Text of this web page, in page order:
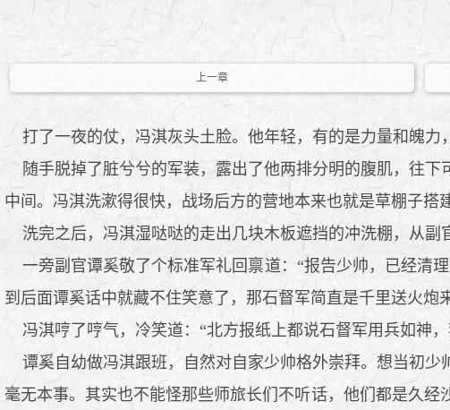
上一章
打了一夜的仗，冯淇灰头土脸。他年轻，有的是力量和魄力
随手脱掉了脏兮兮的军装，露出了他两排分明的腹肌，往下
中间。冯淇洗漱得很快，战场后方的营地本来也就是草棚子搭
洗完之后，冯淇湿哒哒的走出几块木板遮挡的冲洗棚，从副
一旁副官谭奚敬了个标准军礼回禀道：“报告少帅，已经清
到后面谭奚话中就藏不住笑意了，那石督军简直是千里送火炮
冯淇哼了哼气，冷笑道：“北方报纸上都说石督军用兵如神
谭奚自幼做冯淇跟班，自然对自家少帅格外崇拜。想当初少
毫无本事。其实也不能怪那些师旅长们不听话，他们都是久